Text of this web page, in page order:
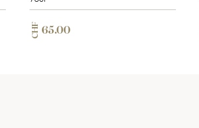
CHF 65.00